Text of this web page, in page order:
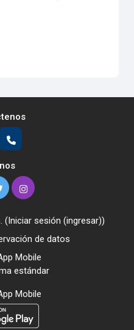
(Iniciar sesión (ingresar))
de datos
Mobile
estándar
Mobile